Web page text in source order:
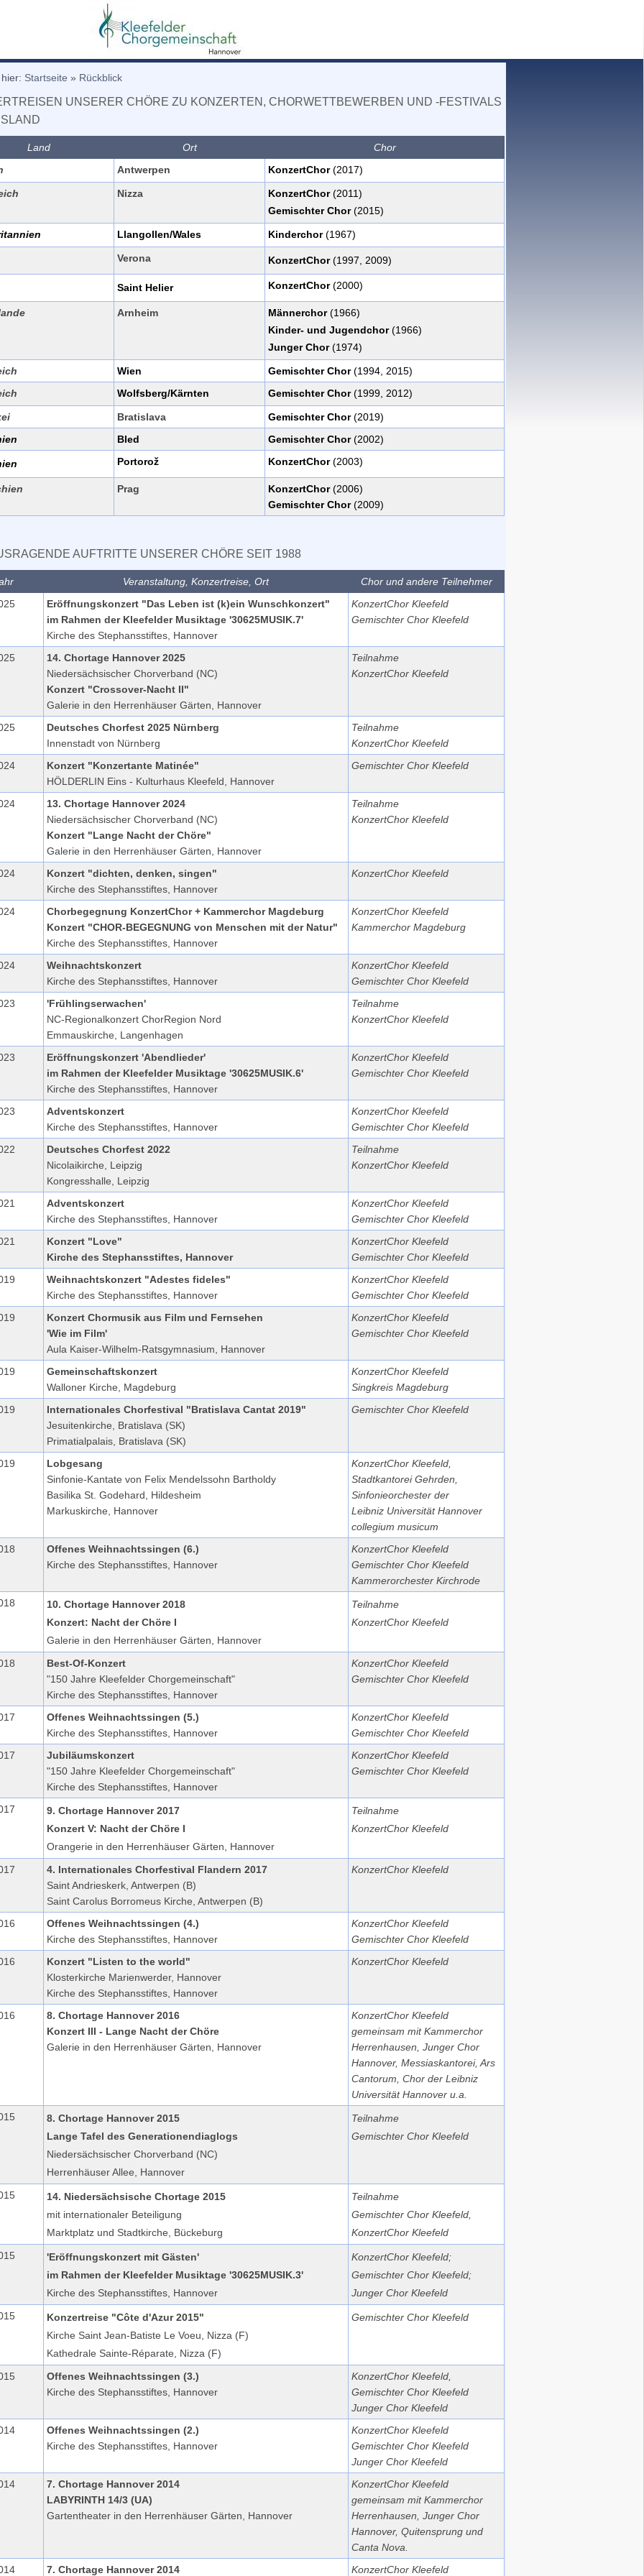
Startseite » Rückblick
UNSERER CHÖRE ZU KONZERTEN, CHORWETTBEWERBEN UND -FESTIVALS
Land Ort
Chor
Antwerpen KonzertChor(2017)
Nizza KonzertChor(2011)
Gemischter Chor(2015)
Llangollen/Wales Kinderchor(1967)
Verona KonzertChor(1997, 2009)
Saint Helier KonzertChor(2000)
Arnheim Männerchor(1966)
Kinder- und Jugendchor(1966)
Junger Chor(1974)
Wien Gemischter Chor(1994, 2015)
Wolfsberg/Kärnten Gemischter Chor(1999, 2012)
Bratislava Gemischter Chor(2019)
Bled Gemischter Chor(2002)
Portorož KonzertChor(2003)
Prag KonzertChor(2006)
Gemischter Chor(2009)
AUFTRITTE UNSERER CHÖRE SEIT 1988
Veranstaltung, Konzertreise, Ort
Chor und andere Teilnehmer
Eröffnungskonzert "Das Leben ist (k)ein Wunschkonzert"
im Rahmen der Kleefelder Musiktage '30625MUSIK.7'
Kirche des Stephansstiftes, Hannover
KonzertChor Kleefeld
Gemischter Chor Kleefeld
14. Chortage Hannover 2025
Niedersächsischer Chorverband (NC)
Konzert "Crossover-Nacht II"
Galerie in den Herrenhäuser Gärten, Hannover
Teilnahme
KonzertChor Kleefeld
Deutsches Chorfest 2025 Nürnberg
Innenstadt von Nürnberg
Teilnahme
KonzertChor Kleefeld
Konzert "Konzertante Matinée"
HÖLDERLIN Eins - Kulturhaus Kleefeld, Hannover
Gemischter Chor Kleefeld
13. Chortage Hannover 2024
Niedersächsischer Chorverband (NC)
Konzert "Lange Nacht der Chöre"
Galerie in den Herrenhäuser Gärten, Hannover
Teilnahme
KonzertChor Kleefeld
Konzert "dichten, denken, singen"
Kirche des Stephansstiftes, Hannover
KonzertChor Kleefeld
Chorbegegnung KonzertChor + Kammerchor Magdeburg
Konzert "CHOR-BEGEGNUNG von Menschen mit der Natur"
Kirche des Stephansstiftes, Hannover
KonzertChor Kleefeld
Kammerchor Magdeburg
Weihnachtskonzert
Kirche des Stephansstiftes, Hannover
KonzertChor Kleefeld
Gemischter Chor Kleefeld
'Frühlingserwachen'
NC-Regionalkonzert ChorRegion Nord
Emmauskirche, Langenhagen
Teilnahme
KonzertChor Kleefeld
Eröffnungskonzert 'Abendlieder'
im Rahmen der Kleefelder Musiktage '30625MUSIK.6'
Kirche des Stephansstiftes, Hannover
KonzertChor Kleefeld
Gemischter Chor Kleefeld
Adventskonzert
Kirche des Stephansstiftes, Hannover
KonzertChor Kleefeld
Gemischter Chor Kleefeld
Deutsches Chorfest 2022
Nicolaikirche, Leipzig
Kongresshalle, Leipzig
Teilnahme
KonzertChor Kleefeld
Adventskonzert
Kirche des Stephansstiftes, Hannover
KonzertChor Kleefeld
Gemischter Chor Kleefeld
Konzert "Love"
Kirche des Stephansstiftes, Hannover
KonzertChor Kleefeld
Gemischter Chor Kleefeld
Weihnachtskonzert "Adestes fideles"
Kirche des Stephansstiftes, Hannover
KonzertChor Kleefeld
Gemischter Chor Kleefeld
Konzert Chormusik aus Film und Fernsehen
'Wie im Film'
Aula Kaiser-Wilhelm-Ratsgymnasium, Hannover
KonzertChor Kleefeld
Gemischter Chor Kleefeld
Gemeinschaftskonzert
Walloner Kirche, Magdeburg
KonzertChor Kleefeld
Singkreis Magdeburg
Internationales Chorfestival "Bratislava Cantat 2019"
Jesuitenkirche, Bratislava (SK)
Primatialpalais, Bratislava (SK)
Gemischter Chor Kleefeld
Lobgesang
Sinfonie-Kantate von Felix Mendelssohn Bartholdy
Basilika St. Godehard, Hildesheim
Markuskirche, Hannover
KonzertChor Kleefeld,
Stadtkantorei Gehrden,
Sinfonieorchester der
Leibniz Universität Hannover
collegium musicum
Offenes Weihnachtssingen (6.)
Kirche des Stephansstiftes, Hannover
KonzertChor Kleefeld
Gemischter Chor Kleefeld
Kammerorchester Kirchrode
10. Chortage Hannover 2018
Konzert: Nacht der Chöre I
Galerie in den Herrenhäuser Gärten, Hannover
Teilnahme
KonzertChor Kleefeld
Best-Of-Konzert
"150 Jahre Kleefelder Chorgemeinschaft"
Kirche des Stephansstiftes, Hannover
KonzertChor Kleefeld
Gemischter Chor Kleefeld
Offenes Weihnachtssingen (5.)
Kirche des Stephansstiftes, Hannover
KonzertChor Kleefeld
Gemischter Chor Kleefeld
Jubiläumskonzert
"150 Jahre Kleefelder Chorgemeinschaft"
Kirche des Stephansstiftes, Hannover
KonzertChor Kleefeld
Gemischter Chor Kleefeld
9. Chortage Hannover 2017
Konzert V: Nacht der Chöre I
Orangerie in den Herrenhäuser Gärten, Hannover
Teilnahme
KonzertChor Kleefeld
4. Internationales Chorfestival Flandern 2017
Saint Andrieskerk, Antwerpen (B)
Saint Carolus Borromeus Kirche, Antwerpen (B)
KonzertChor Kleefeld
Offenes Weihnachtssingen (4.)
Kirche des Stephansstiftes, Hannover
KonzertChor Kleefeld
Gemischter Chor Kleefeld
Konzert "Listen to the world"
Klosterkirche Marienwerder, Hannover
Kirche des Stephansstiftes, Hannover
KonzertChor Kleefeld
8. Chortage Hannover 2016
Konzert III - Lange Nacht der Chöre
Galerie in den Herrenhäuser Gärten, Hannover
KonzertChor Kleefeld
gemeinsam mit Kammerchor
Herrenhausen, Junger Chor
Hannover, Messiaskantorei, Ars
Cantorum, Chor der Leibniz
Universität Hannover u.a.
8. Chortage Hannover 2015
Lange Tafel des Generationendiaglogs
Niedersächsischer Chorverband (NC)
Herrenhäuser Allee, Hannover
Teilnahme
Gemischter Chor Kleefeld
14. Niedersächsische Chortage 2015
mit internationaler Beteiligung
Marktplatz und Stadtkirche, Bückeburg
Teilnahme
Gemischter Chor Kleefeld,
KonzertChor Kleefeld
'Eröffnungskonzert mit Gästen'
im Rahmen der Kleefelder Musiktage '30625MUSIK.3'
Kirche des Stephansstiftes, Hannover
KonzertChor Kleefeld;
Gemischter Chor Kleefeld;
Junger Chor Kleefeld
Konzertreise "Côte d'Azur 2015"
Kirche Saint Jean-Batiste Le Voeu, Nizza (F)
Kathedrale Sainte-Réparate, Nizza (F)
Gemischter Chor Kleefeld
Offenes Weihnachtssingen (3.)
Kirche des Stephansstiftes, Hannover
KonzertChor Kleefeld,
Gemischter Chor Kleefeld
Junger Chor Kleefeld
Offenes Weihnachtssingen (2.)
Kirche des Stephansstiftes, Hannover
KonzertChor Kleefeld
Gemischter Chor Kleefeld
Junger Chor Kleefeld
7. Chortage Hannover 2014
LABYRINTH 14/3 (UA)
Gartentheater in den Herrenhäuser Gärten, Hannover
KonzertChor Kleefeld
gemeinsam mit Kammerchor
Herrenhausen, Junger Chor
Hannover, Quitensprung und
Canta Nova.
7. Chortage Hannover 2014 KonzertChor Kleefeld